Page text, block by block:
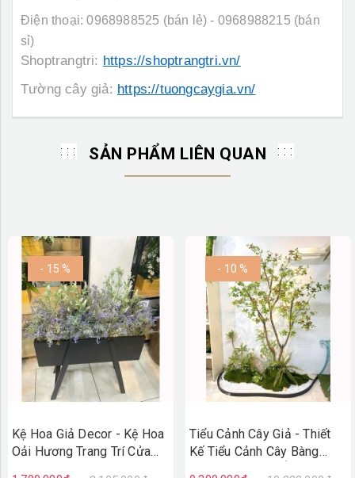
Điện thoại: 0968988525 (bán lẻ) - 0968988215 (bán
sỉ)
Shoptrangtri: https://shoptrangtri.vn/
Tường cây giả: https://tuongcaygia.vn/
SẢN PHẨM LIÊN QUAN
- 15 %
Kệ Hoa Giả Decor - Kệ Hoa
Oải Hương Trang Trí Cửa
- 10 %
Tiểu Cảnh Cây Giả - Thiết
Kế Tiểu Cảnh Cây Bàng